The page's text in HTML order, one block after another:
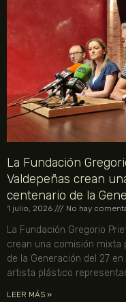
La Fundación
Valdepeñas crean
centenario de la
1 julio, 2026 No hay
La Fundación Gregorio
crean una comisión mixta
de la Generación del 27
artista plástico
LEER MÁS »